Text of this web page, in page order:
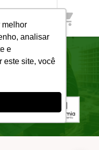
melhor
analisar
e
este site, você
shopping_cart